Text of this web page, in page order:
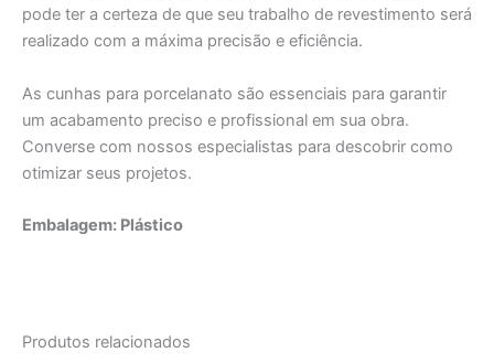
pode ter a certeza de que seu trabalho de revestimento será
realizado com a máxima precisão e eficiência.
As cunhas para porcelanato são essenciais para garantir
um acabamento preciso e profissional em sua obra.
Converse com nossos especialistas para descobrir como
otimizar seus projetos.
Embalagem: Plástico
Produtos relacionados